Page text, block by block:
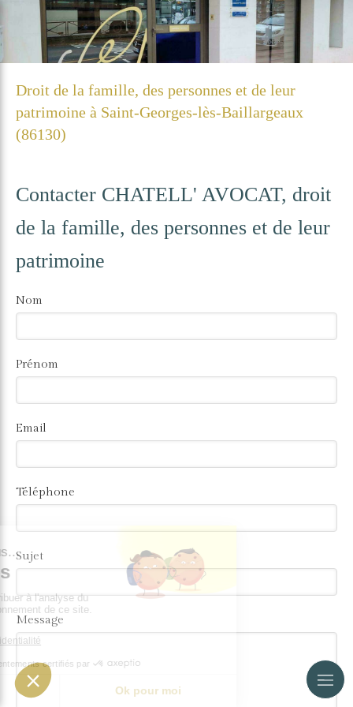
Droit de la famille, des personnes et de leur
patrimoine à Saint-Georges-lès-Baillargeaux
(86130)
Contacter CHATELL' AVOCAT, droit
de la famille, des personnes et de leur
patrimoine
Nom
Prénom
Email
Téléphone
Sujet
Message